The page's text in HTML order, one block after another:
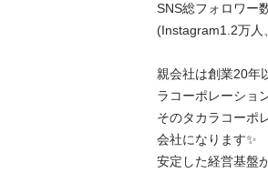
SNS総フォロワー
(Instagram1.2万人
親会社は創業20年
ラコーポレーショ
そのタカラコーポ
会社になります✨
安定した経営基盤